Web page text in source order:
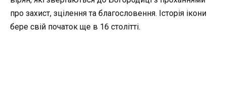
про захист, зцілення та благословення. Історія ікони
бере свій початок ще в 16 столітті.